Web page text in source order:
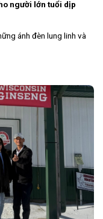
người lớn tuổi dịp
ánh đèn lung linh và